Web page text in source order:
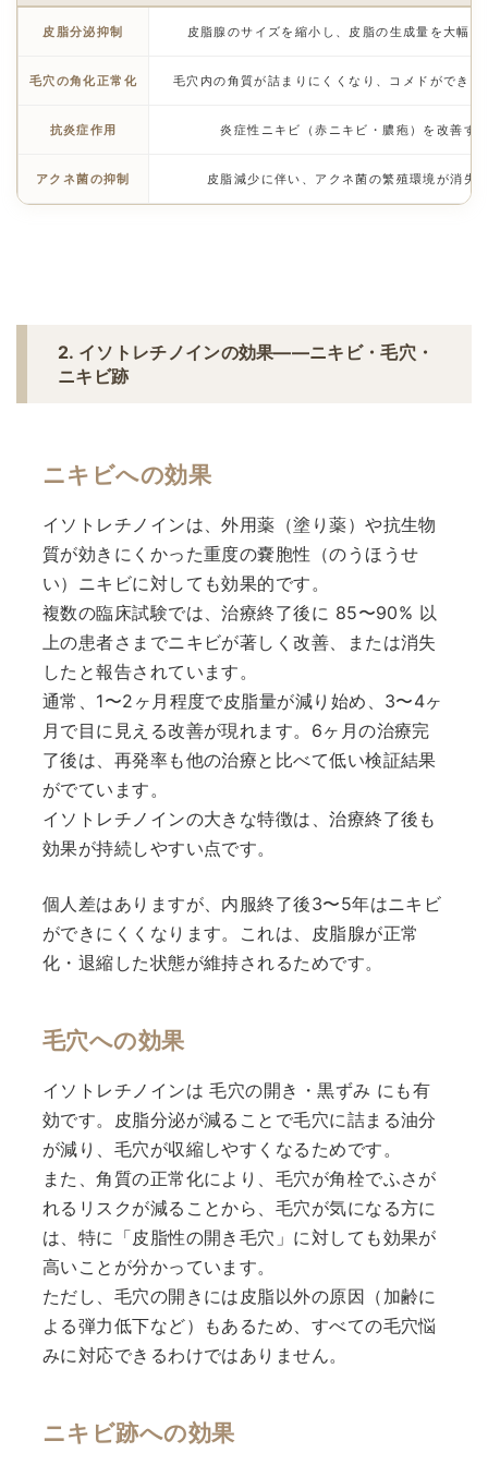
皮脂分泌抑制 皮脂腺のサイズを縮小し、皮脂の生成量を大幅に
毛穴の角化正常化 毛穴内の角質が詰まりにくくなり、コメドができに
抗炎症作用 炎症性ニキビ（赤ニキビ・膿疱）を改善す
アクネ菌の抑制 皮脂減少に伴い、アクネ菌の繁殖環境が消失
2. イソトレチノインの効果——ニキビ・毛穴・
ニキビ跡
ニキビへの効果
イソトレチノインは、外用薬（塗り薬）や抗生物
質が効きにくかった重度の嚢胞性（のうほうせ
い）ニキビに対しても効果的です。
複数の臨床試験では、治療終了後に 85〜90% 以
上の患者さまでニキビが著しく改善、または消失
したと報告されています。
通常、1〜2ヶ月程度で皮脂量が減り始め、3〜4ヶ
月で目に見える改善が現れます。6ヶ月の治療完
了後は、再発率も他の治療と比べて低い検証結果
がでています。
イソトレチノインの大きな特徴は、治療終了後も
効果が持続しやすい点です。
個人差はありますが、内服終了後3〜5年はニキビ
ができにくくなります。これは、皮脂腺が正常
化・退縮した状態が維持されるためです。
毛穴への効果
イソトレチノインは 毛穴の開き・黒ずみ にも有
効です。皮脂分泌が減ることで毛穴に詰まる油分
が減り、毛穴が収縮しやすくなるためです。
また、角質の正常化により、毛穴が角栓でふさが
れるリスクが減ることから、毛穴が気になる方に
は、特に「皮脂性の開き毛穴」に対しても効果が
高いことが分かっています。
ただし、毛穴の開きには皮脂以外の原因（加齢に
よる弾力低下など）もあるため、すべての毛穴悩
みに対応できるわけではありません。
ニキビ跡への効果